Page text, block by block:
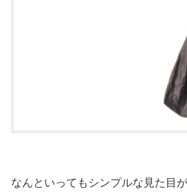
なんといってもシンプルな見た目